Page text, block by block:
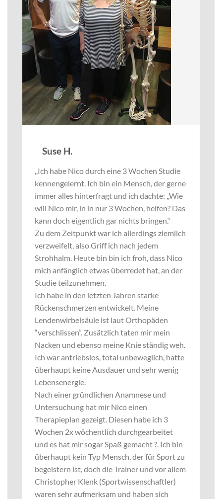
Suse H.
,,Ich habe Nico durch eine 3 Wochen Studie
kennengelernt. Ich bin ein Mensch, der gerne
immer alles hinterfragt und ich dachte: ,,Wie
will Nico mir, in in nur 3 Wochen, helfen? Das
kann doch eigentlich gar nichts bringen.“
Zu dem Zeitpunkt war ich allerdings ziemlich
verzweifelt, also Griff ich nach jedem
Strohhalm. Heute bin bin ich froh, dass Nico
mich anfänglich etwas überredet hat, an der
Studie teilzunehmen.
Ich habe in den letzten Jahren starke
Rückenschmerzen entwickelt. Meine
Lendenwirbelsäule ist laut Orthopäden
“verschlissen”. Zusätzlich taten mir mein
Nacken und ebenso meine Knie ständig weh.
Ich war antriebslos, total unbeweglich, hatte
überhaupt keine Ausdauer und sehr wenig
Lebensenergie.
Nach einer gründlichen Anamnese und
Untersuchung hat mir Nico einen
Therapieplan gezeigt. Diesen habe ich 3
Wochen 2x wöchentlich durchgearbeitet
und es hat mir sogar Spaß gemacht ?. Ich bin
überhaupt kein Typ Mensch, der für Sport zu
begeistern ist, doch die Trainer und vor allem
Christopher Klenk (Sportwissenschaftler)
waren sehr aufmerksam und haben sich